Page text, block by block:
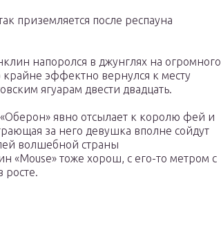
приземляется после респауна
напоролся в джунглях на огромного
крайне эффектно вернулся к месту
ягуарам двести двадцать.
явно отсылает к королю фей и
за него девушка вполне сойдут
волшебной страны
«Mouse» тоже хорош, с его-то метром с
росте.